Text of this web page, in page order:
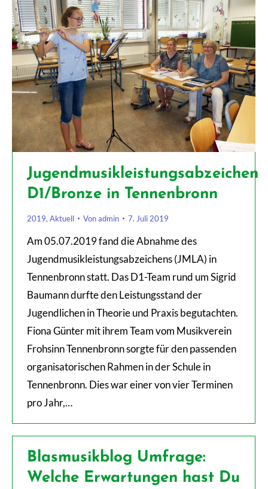
Jugendmusikleistungsabzeichen
D1/Bronze in Tennenbronn
2019, Aktuell Vonadmin 7. Juli 2019
Am 05.07.2019 fand die Abnahme des
Jugendmusikleistungsabzeichens (JMLA) in
Tennenbronn statt. Das D1-Team rund um Sigrid
Baumann durfte den Leistungsstand der
Jugendlichen in Theorie und Praxis begutachten.
Fiona Günter mit ihrem Team vom Musikverein
Frohsinn Tennenbronn sorgte für den passenden
organisatorischen Rahmen in der Schule in
Tennenbronn. Dies war einer von vier Terminen
pro Jahr,…
Blasmusikblog Umfrage:
Welche Erwartungen hast Du